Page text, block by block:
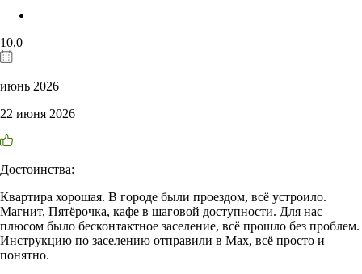
10,0
июнь 2026
22 июня 2026
Достоинства:
Квартира хорошая. В городе были проездом, всё устроило.
Магнит, Пятёрочка, кафе в шаговой доступности. Для нас
плюсом было бесконтактное заселение, всё прошло без проблем.
Инструкцию по заселению отправили в Мах, всё просто и
понятно.